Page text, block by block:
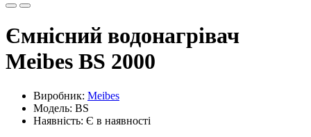
Ємнісний водонагрівач
Meibes BS 2000
Виробник: Meibes
Модель: BS
Наявність: Є в наявності